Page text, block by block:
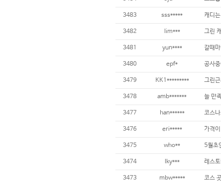
3483 sss*****
3482 lim***
3481 yun****
3480 epf*
3479 KK1*********
3478 amb******* 늘 만
3477 han******
3476 eri***** 가격
3475 who**
3474 lky***
3473 mbw*****